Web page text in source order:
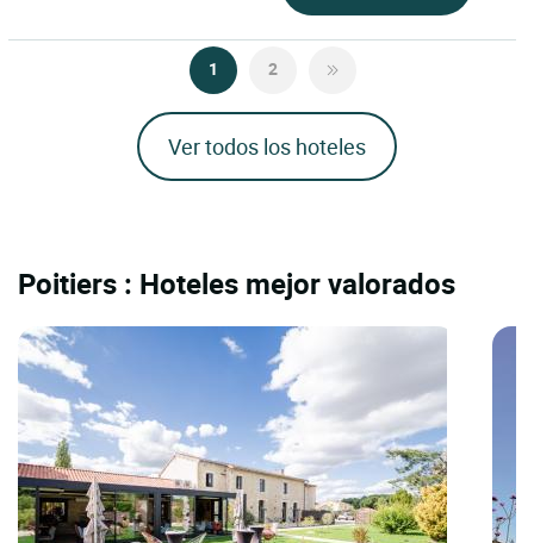
1 2
Ver todos los hoteles
Poitiers : Hoteles mejor valorados